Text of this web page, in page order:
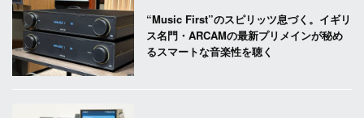
“Music First”のスピリッツ息づく。イギリ
ス名門・ARCAMの最新プリメインが秘め
るスマートな音楽性を聴く